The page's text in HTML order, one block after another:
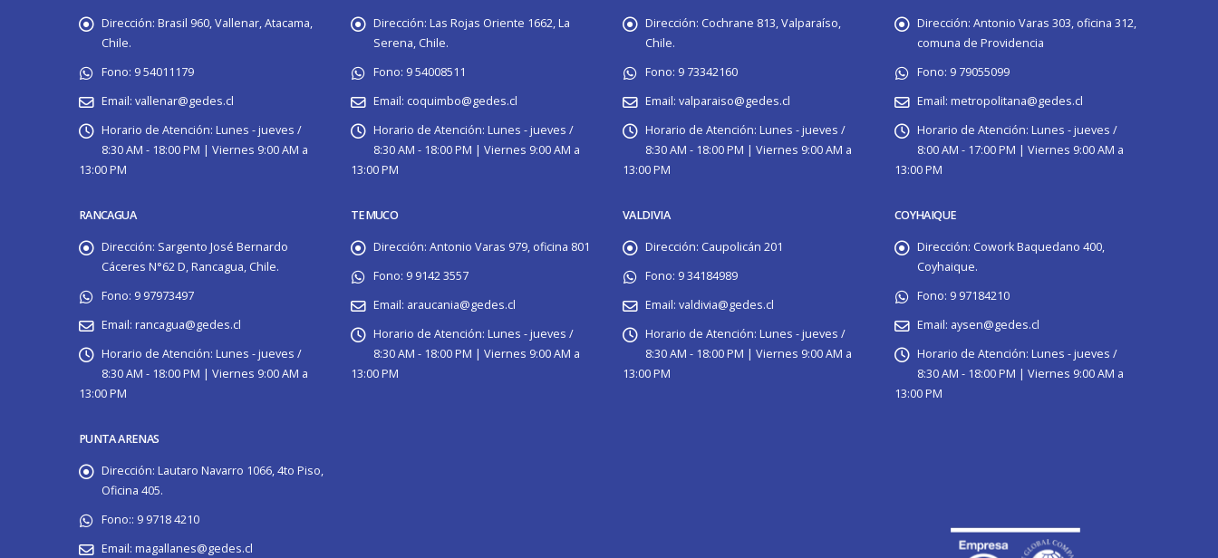
Dirección: Brasil 960, Vallenar, Atacama,
Chile.
Fono: 9 54011179
Email: vallenar@gedes.cl
Horario de Atención: Lunes - jueves /
8:30 AM - 18:00 PM | Viernes 9:00 AM a
13:00 PM
RANCAGUA
Dirección: Sargento José Bernardo
Cáceres N°62 D, Rancagua, Chile.
Fono: 9 97973497
Email: rancagua@gedes.cl
Horario de Atención: Lunes - jueves /
8:30 AM - 18:00 PM | Viernes 9:00 AM a
13:00 PM
PUNTA ARENAS
Dirección: Lautaro Navarro 1066, 4to Piso,
Oficina 405.
Fono:: 9 9718 4210
Email: magallanes@gedes.cl
Dirección: Las Rojas Oriente 1662, La
Serena, Chile.
Fono: 9 54008511
Email: coquimbo@gedes.cl
Horario de Atención: Lunes - jueves /
8:30 AM - 18:00 PM | Viernes 9:00 AM a
13:00 PM
TEMUCO
Dirección: Antonio Varas 979, oficina 801
Fono: 9 9142 3557
Email: araucania@gedes.cl
Horario de Atención: Lunes - jueves /
8:30 AM - 18:00 PM | Viernes 9:00 AM a
13:00 PM
Dirección: Cochrane 813, Valparaíso,
Chile.
Fono: 9 73342160
Email: valparaiso@gedes.cl
Horario de Atención: Lunes - jueves /
8:30 AM - 18:00 PM | Viernes 9:00 AM a
13:00 PM
VALDIVIA
Dirección: Caupolicán 201
Fono: 9 34184989
Email: valdivia@gedes.cl
Horario de Atención: Lunes - jueves /
8:30 AM - 18:00 PM | Viernes 9:00 AM a
13:00 PM
Dirección: Antonio Varas 303, oficina 312,
comuna de Providencia
Fono: 9 79055099
Email: metropolitana@gedes.cl
Horario de Atención: Lunes - jueves /
8:00 AM - 17:00 PM | Viernes 9:00 AM a
13:00 PM
COYHAIQUE
Dirección: Cowork Baquedano 400,
Coyhaique.
Fono: 9 97184210
Email: aysen@gedes.cl
Horario de Atención: Lunes - jueves /
8:30 AM - 18:00 PM | Viernes 9:00 AM a
13:00 PM